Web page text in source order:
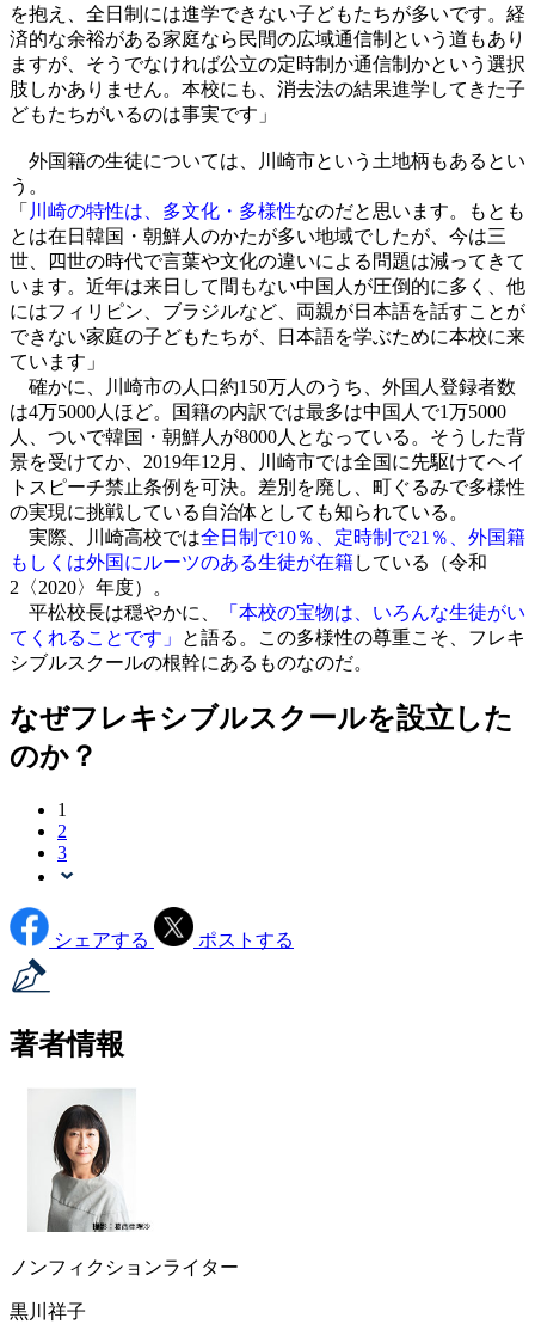
を抱え、全日制には進学できない子どもたちが多いです。経
済的な余裕がある家庭なら民間の広域通信制という道もあり
ますが、そうでなければ公立の定時制か通信制かという選択
肢しかありません。本校にも、消去法の結果進学してきた子
どもたちがいるのは事実です」
外国籍の生徒については、川崎市という土地柄もあるとい
う。
「 川崎の特性は、多文化・多様性なのだと思います。もとも
とは在日韓国・朝鮮人のかたが多い地域でしたが、今は三
世、四世の時代で言葉や文化の違いによる問題は減ってきて
います。近年は来日して間もない中国人が圧倒的に多く、他
にはフィリピン、ブラジルなど、両親が日本語を話すことが
できない家庭の子どもたちが、日本語を学ぶために本校に来
ています」
確かに、川崎市の人口約150万人のうち、外国人登録者数
は4万5000人ほど。国籍の内訳では最多は中国人で1万5000
人、ついで韓国・朝鮮人が8000人となっている。そうした背
景を受けてか、2019年12月、川崎市では全国に先駆けてヘイ
トスピーチ禁止条例を可決。差別を廃し、町ぐるみで多様性
の実現に挑戦している自治体としても知られている。
実際、川崎高校では全日制で10％、定時制で21％、外国籍
もしくは外国にルーツのある生徒が在籍している（令和
2〈2020〉年度）。
平松校長は穏やかに、
「本校の宝物は、いろんな生徒がい
てくれることです」
と語る。この多様性の尊重こそ、フレキ
シブルスクールの根幹にあるものなのだ。
なぜフレキシブルスクールを設立した
のか？
1
2
3
シェアする ポストする
著者情報
ノンフィクションライター
黒川祥子